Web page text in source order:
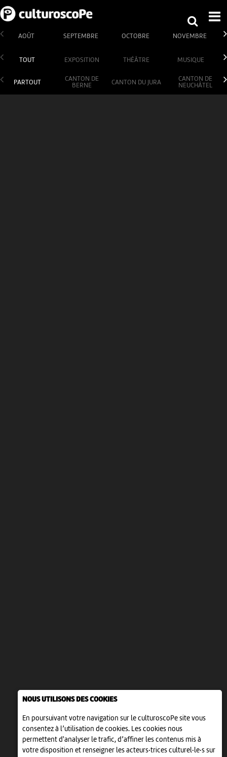
NOUS UTILISONS DES COOKIES
En poursuivant votre navigation sur le culturoscoPe site vous
consentez à l’utilisation de cookies. Les cookies nous
permettent d'analyser le trafic, d’affiner les contenus mis à
votre disposition et renseigner les acteurs·trices culturel·le·s sur
AOÛT SEPTEMBRE OCTOBRE NOVEMBRE
TOUT EXPOSITION THÉÂTRE MUSIQUE
PARTOUT
CANTON DE
BERNE
CANTON DU JURA
CANTON DE
NEUCHÂTEL